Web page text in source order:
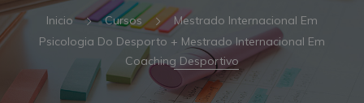
Inicio Cursos
Mestrado Internacional Em
Psicologia Do Desporto + Mestrado Internacional Em
Coaching Desportivo